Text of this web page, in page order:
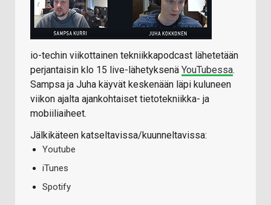
io-techin viikottainen tekniikkapodcast lähetetään
perjantaisin klo 15 live-lähetyksenä YouTubessa.
Sampsa ja Juha käyvät keskenään läpi kuluneen
viikon ajalta ajankohtaiset tietotekniikka- ja
mobiiliaiheet.
Jälkikäteen katseltavissa/kuunneltavissa:
Youtube
iTunes
Spotify